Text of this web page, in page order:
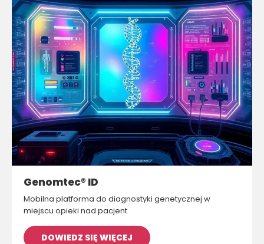
Genomtec® ID
Mobilna platforma do diagnostyki genetycznej w
miejscu opieki nad pacjent
DOWIEDZ SIĘ WIĘCEJ